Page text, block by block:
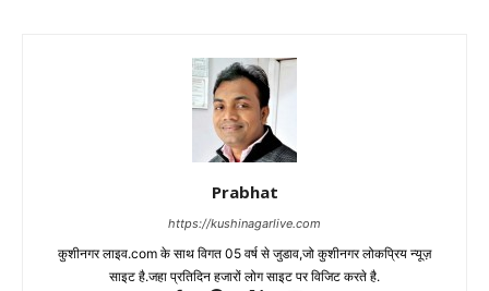
Prabhat
https://kushinagarlive.com
कुशीनगर लाइव.com के साथ विगत 05 वर्ष से जुडाव,जो कुशीनगर लोकप्रिय न्यूज़
साइट है.जहा प्रतिदिन हजारों लोग साइट पर विजिट करते है.